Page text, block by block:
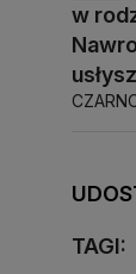
w
TAGI: